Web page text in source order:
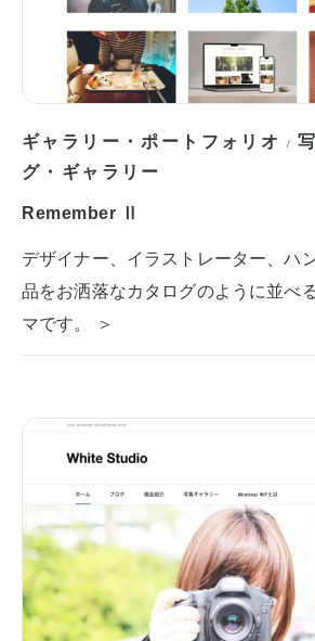
ギャラリー・ポートフォリオ /
グ・ギャラリー
Remember Ⅱ
デザイナー、イラストレーター、ハ
品をお洒落なカタログのように並べ
マです。 ＞